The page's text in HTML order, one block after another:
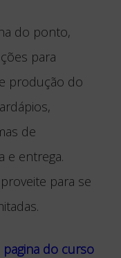
do ponto,
para
produção do
de
e entrega.
para se
pagina do curso